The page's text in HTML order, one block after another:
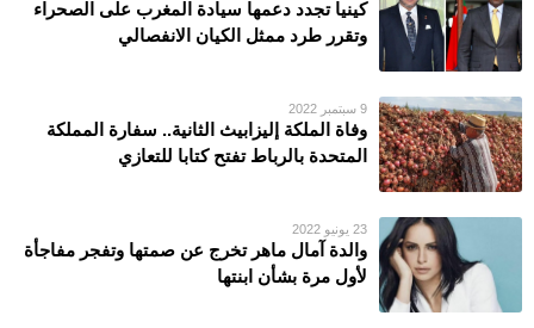
كينيا تجدد دعمها سيادة المغرب على الصحراء
وتقرر طرد ممثل الكيان الانفصالي
9 سبتمبر 2022
وفاة الملكة إليزابيث الثانية.. سفارة المملكة
المتحدة بالرباط تفتح كتابا للتعازي
23 يونيو 2022
والدة آمال ماهر تخرج عن صمتها وتفجر مفاجأة
لأول مرة بشأن ابنتها